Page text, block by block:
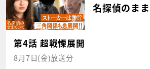
名探偵のま
第4話 超戦慄展開
8月7日(金)放送分